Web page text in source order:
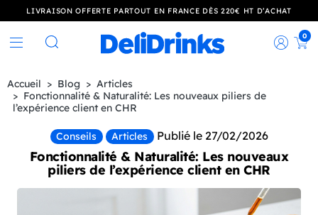
LIVRAISON OFFERTE PARTOUT EN FRANCE DÈS 220€ HT D’ACHAT
Rechercher
0
Accueil Blog
Articles
Fonctionnalité & Naturalité: Les nouveaux piliers de
l’expérience client en CHR
Conseils Articles Publié le 27/02/2026
Fonctionnalité & Naturalité: Les nouveaux
piliers de l’expérience client en CHR